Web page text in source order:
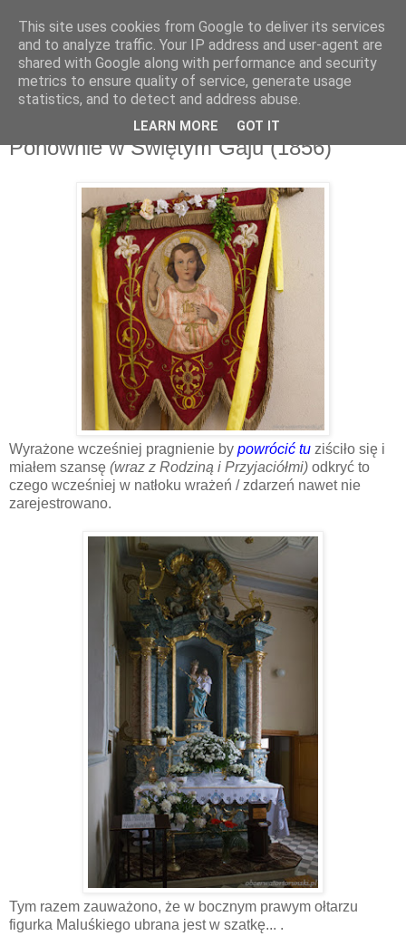
wtorek, 18 lipca 2017
Ponownie w Świętym Gaju (1856)
Wyrażone wcześniej pragnienie by powrócić tu ziściło się i
miałem szansę (wraz z Rodziną i Przyjaciółmi) odkryć to
czego wcześniej w natłoku wrażeń / zdarzeń nawet nie
zarejestrowano.
Tym razem zauważono, że w bocznym prawym ołtarzu
figurka Maluśkiego ubrana jest w szatkę... .
This site uses cookies from Google to deliver its services
and to analyze traffic. Your IP address and user-agent are
shared with Google along with performance and security
metrics to ensure quality of service, generate usage
statistics, and to detect and address abuse.
LEARN MORE GOT IT